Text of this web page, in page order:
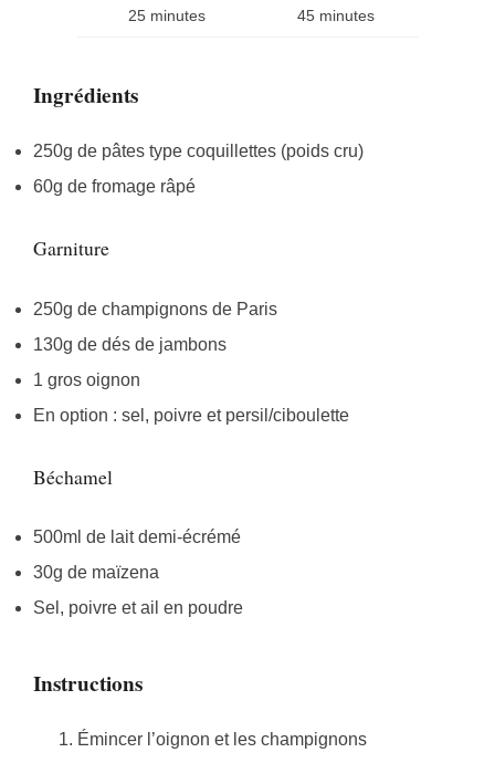
25 minutes 45 minutes
Ingrédients
250g de pâtes type coquillettes (poids cru)
60g de fromage râpé
Garniture
250g de champignons de Paris
130g de dés de jambons
1 gros oignon
En option : sel, poivre et persil/ciboulette
Béchamel
500ml de lait demi-écrémé
30g de maïzena
Sel, poivre et ail en poudre
Instructions
Émincer l’oignon et les champignons